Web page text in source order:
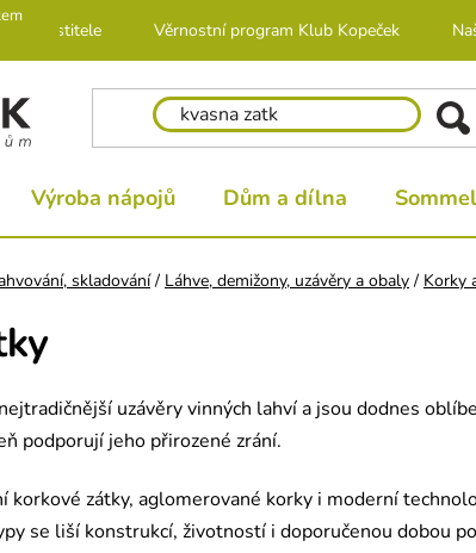
pro pěstitele Věrnostní program Klub Kopeček
Výroba nápojů Dům a dílna
skladování / Láhve, demižony, uzávěry a obaly / Korky
uzávěry vinných lahví a jsou dodnes
podporují jeho přirozené zrání.
korkové zátky, aglomerované korky i moderní
se liší konstrukcí, životností i doporučenou dobou